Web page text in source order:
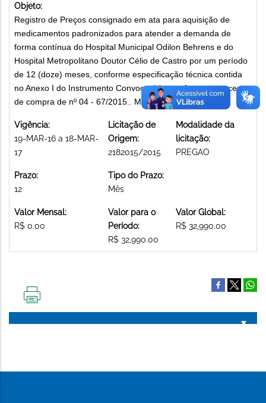
Objeto:
Registro de Preços consignado em ata para aquisição de
medicamentos padronizados para atender a demanda de
forma contínua do Hospital Municipal Odilon Behrens e do
Hospital Metropolitano Doutor Célio de Castro por um período
de 12 (doze) meses, conforme especificação técnica contida
no Anexo I do Instrumento Convocatório, conforme o processo
de compra de nº 04 - 67/2015.. MEDICAMENTOS
Vigência:
19-MAR-16 a 18-MAR-
17
Licitação de
Origem:
2182015/2015
Modalidade da
licitação:
PREGAO
Prazo:
12
Tipo do Prazo:
Mês
Valor Mensal:
R$ 0.00
Valor para o
Período:
R$ 32,990.00
Valor Global:
R$ 32,990.00
PÁGINA